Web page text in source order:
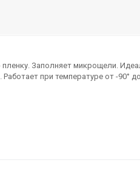
Заполняет микрощели.
при температуре от -90° до